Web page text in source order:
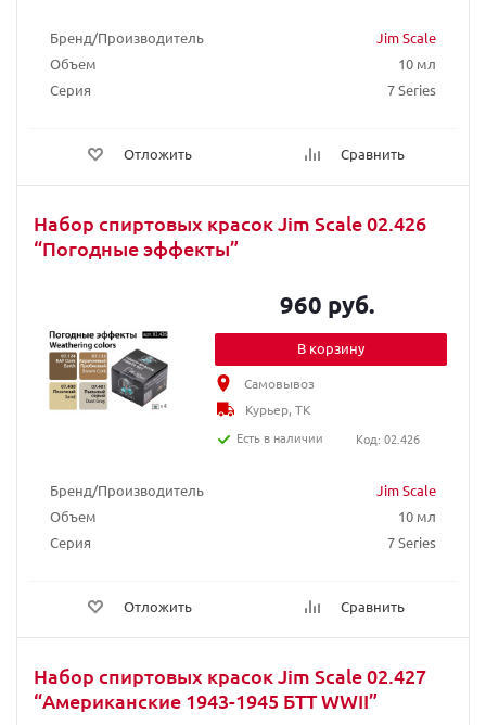
Бренд/Производитель
Jim Scale
Объем
10 мл
Серия
7 Series
Отложить Сравнить
Набор спиртовых красок Jim Scale 02.426
“Погодные эффекты”
Бренд/Производитель
Jim Scale
Объем
10 мл
Серия
7 Series
Отложить Сравнить
960 руб.
В корзину
Самовывоз
Курьер, ТК
Есть в наличии
Код: 02.426
Набор спиртовых красок Jim Scale 02.427
“Американские 1943-1945 БТТ WWII”